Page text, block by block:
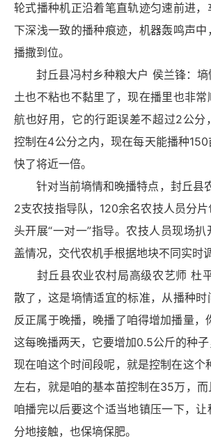
轮式播种机正沿着笔直轨迹匀速前进
下深浅一致的播种痕迹，机器轰鸣声
播撒到位。
封丘县冯村乡种粮大户 侯兰锋：墒
土也不粘也不黏里了，现在播里也非
航也好用，它的行距误差不超过2公分
控制在4公分之内，现在每天能播种
快了将近一倍。
针对当前墒情和晚播特点，封丘县
2支农技指导队，120余名农技人员分
头开展“一对一”指导。农技人员现场
盖情况，交代农机手根据地块不同实时
封丘县农业农村局高级农艺师 杜
散了，这是墒情适宜的标准，从播种
反正属于晚播，晚播了咱得增加播量，
这每晚播两天，它要增加0.5公斤的种
现在咱这个时间段呢，就是控制在这个
左右，就是咱的基本苗控制在35万，而
咱播完以后要这个适当地镇压一下，让
分地接触，也保墒保肥。